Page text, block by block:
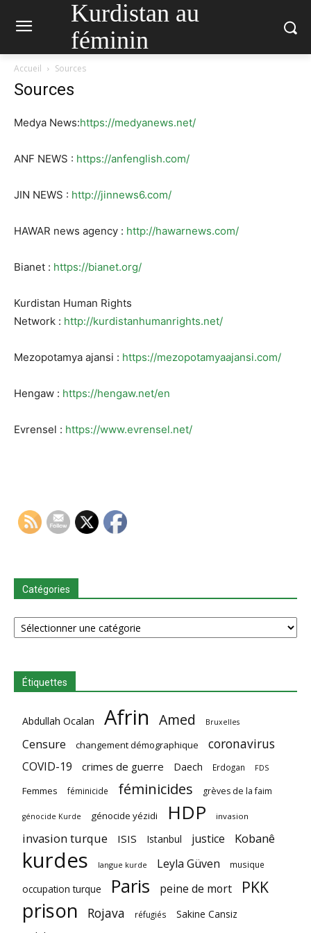
Kurdistan au
féminin
Accueil Sources
Sources
Medya News:https://medyanews.net/
ANF NEWS : https://anfenglish.com/
JIN NEWS : http://jinnews6.com/
HAWAR news agency : http://hawarnews.com/
Bianet : https://bianet.org/
Kurdistan Human Rights
Network : http://kurdistanhumanrights.net/
Mezopotamya ajansi : https://mezopotamyaajansi.com/
Hengaw : https://hengaw.net/en
Evrensel : https://www.evrensel.net/
Catégories
Catégories
Étiquettes
Abdullah Ocalan Afrin Amed Bruxelles
Censure changement démographique coronavirus
COVID-19 crimes de guerre Daech Erdogan FDS
Femmes féminicide féminicides grèves de la faim
génocide Kurde génocide yézidi HDP invasion
invasion turque ISIS Istanbul justice Kobanê
kurdes langue kurde Leyla Güven musique
occupation turque Paris peine de mort PKK
prison Rojava réfugiés Sakine Cansiz